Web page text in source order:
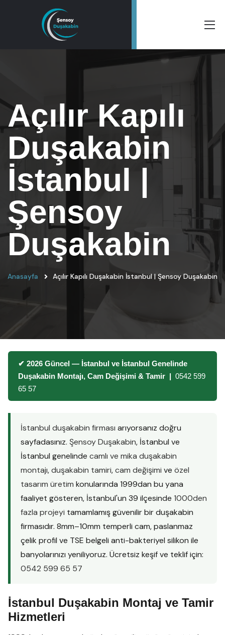
Açılır Kapılı
Duşakabin
İstanbul |
Şensoy
Duşakabin
Anasayfa Açılır Kapılı Duşakabin İstanbul | Şensoy Duşakabin
✔ 2026 Güncel — İstanbul ve İstanbul Genelinde
Duşakabin Montajı, Cam Değişimi & Tamir | 0542 599
65 57
İstanbul duşakabin firması arıyorsanız doğru
sayfadasınız. Şensoy Duşakabin, İstanbul ve
İstanbul genelinde camlı ve mika duşakabin
montajı,duşakabin tamiri,cam değişimi ve özel
tasarım üretim konularında 1999dan bu yana
faaliyet gösteren, İstanbul'un 39 ilçesinde 1000den
fazla projeyi tamamlamış güvenilir bir duşakabin
firmasıdır. 8mm–10mm temperli cam, paslanmaz
çelik profil ve TSE belgeli anti-bakteriyel silikon ile
banyolarınızı yeniliyoruz. Ücretsiz keşif ve teklif için:
0542 599 65 57
İstanbul Duşakabin Montaj ve Tamir
Hizmetleri